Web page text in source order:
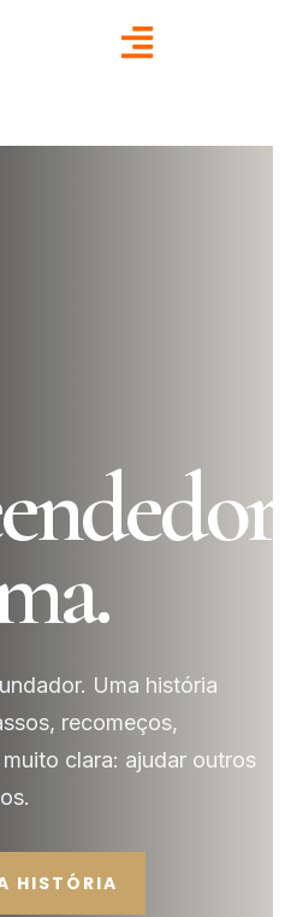
Uma história
recomeços,
clara: ajudar outros
HISTÓRIA